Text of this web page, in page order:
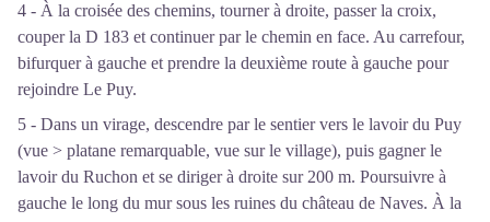
4 - À la croisée des chemins, tourner à droite, passer la croix,
couper la D 183 et continuer par le chemin en face. Au carrefour,
bifurquer à gauche et prendre la deuxième route à gauche pour
rejoindre Le Puy.
5 - Dans un virage, descendre par le sentier vers le lavoir du Puy
(vue > platane remarquable, vue sur le village), puis gagner le
lavoir du Ruchon et se diriger à droite sur 200 m. Poursuivre à
gauche le long du mur sous les ruines du château de Naves. À la